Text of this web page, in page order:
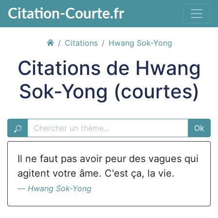
Citation-Courte.fr
Citations Hwang Sok-Yong
Citations de Hwang
Sok-Yong (courtes)
Ok
Il ne faut pas avoir peur des vagues qui
agitent votre âme. C'est ça, la vie.
Hwang Sok-Yong